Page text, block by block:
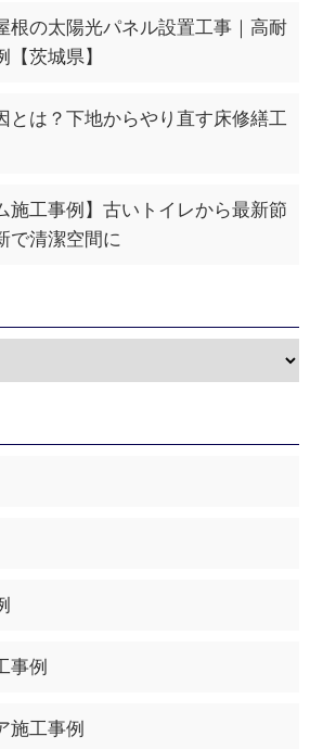
根の太陽光パネル設置工事｜高耐
茨城県】
とは？下地からやり直す床修繕工
施工事例】古いトイレから最新節
で清潔空間に
事例
施工事例